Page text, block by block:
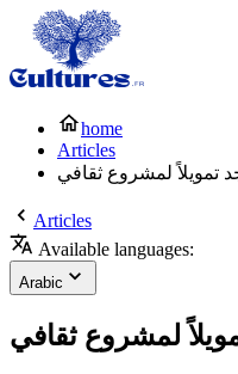
home
Articles
تمويلاً لمشروع ثقافي
Articles
Available languages:
Arabic
لمشروع ثقافي